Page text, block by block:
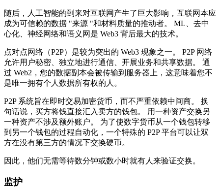
随后，人工智能的到来对互联网产生了巨大影响，互联网本应
成为可信赖的数据 "来源 "和材料质量的推动者。 ML、去中
心化、神经网络和语义网是 Web3 背后最大的技术。
点对点网络（P2P）是较为突出的 Web3 现象之一。 P2P 网络
允许用户秘密、独立地进行通信、开展业务和共享数据。 通
过 Web2，您的数据副本会被传输到服务器上，这意味着您不
是唯一拥有个人数据所有权的人。
P2P 系统旨在即时交易加密货币，而不严重依赖中间商。 换
句话说，买方将钱直接汇入卖方的钱包。 用一种资产交换另
一种资产不涉及额外账户。 为了使数字货币从一个钱包转移
到另一个钱包的过程自动化，一个特殊的 P2P 平台可以让双
方在没有第三方的情况下交换硬币。
因此，他们无需等待数分钟或数小时就有人来验证交换。
监护